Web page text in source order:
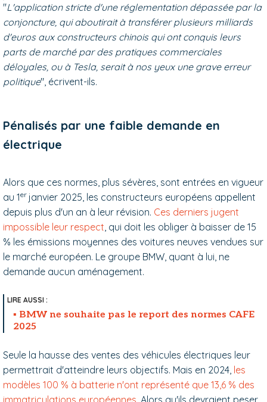
"L'application stricte d'une réglementation dépassée par la
conjoncture, qui aboutirait à transférer plusieurs milliards
d'euros aux constructeurs chinois qui ont conquis leurs
parts de marché par des pratiques commerciales
déloyales, ou à Tesla, serait à nos yeux une grave erreur
politique", écrivent-ils.
Pénalisés par une faible demande en
électrique
Alors que ces normes, plus sévères, sont entrées en vigueur
au 1er janvier 2025, les constructeurs européens appellent
depuis plus d'un an à leur révision. Ces derniers jugent
impossible leur respect , qui doit les obliger à baisser de 15
% les émissions moyennes des voitures neuves vendues sur
le marché européen. Le groupe BMW, quant à lui, ne
demande aucun aménagement.
BMW ne souhaite pas le report des normes CAFE
2025
Seule la hausse des ventes des véhicules électriques leur
permettrait d'atteindre leurs objectifs. Mais en 2024, les
modèles 100 % à batterie n'ont représenté que 13,6 % des
immatriculations européennes. Alors qu'ils devraient peser